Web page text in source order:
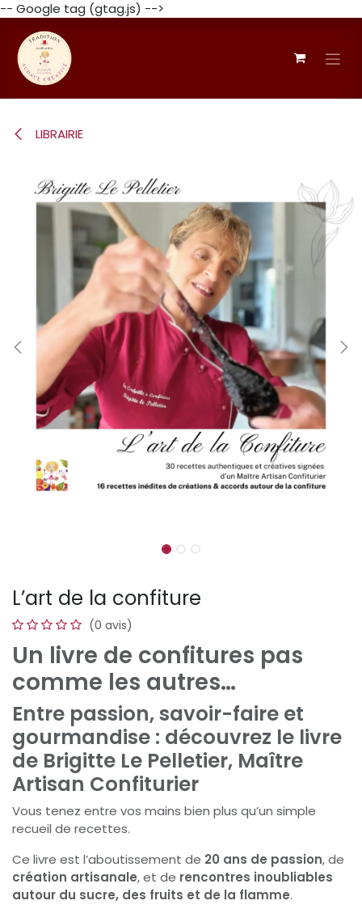
-- Google tag (gtag.js) -->
LIBRAIRIE
L’art de la confiture
(0 avis)
Un livre de confitures pas
comme les autres…
Entre passion, savoir-faire et
gourmandise : découvrez le livre
de Brigitte Le Pelletier, Maître
Artisan Confiturier
Vous tenez entre vos mains bien plus qu’un simple
recueil de recettes.
Ce livre est l’aboutissement de 20 ans de passion, de
création artisanale, et de rencontres inoubliables
autour du sucre, des fruits et de la flamme.